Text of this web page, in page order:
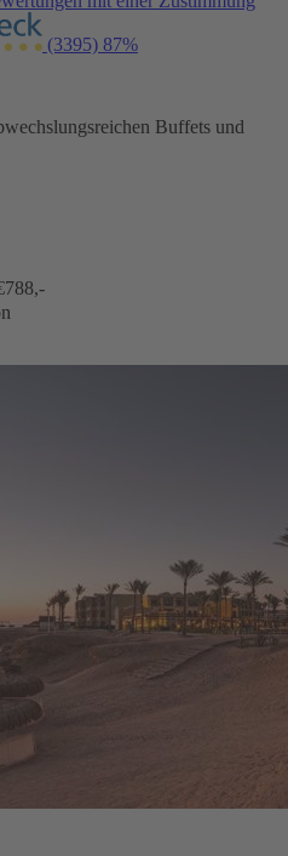
(3395) 87%
Buffets und
788,-